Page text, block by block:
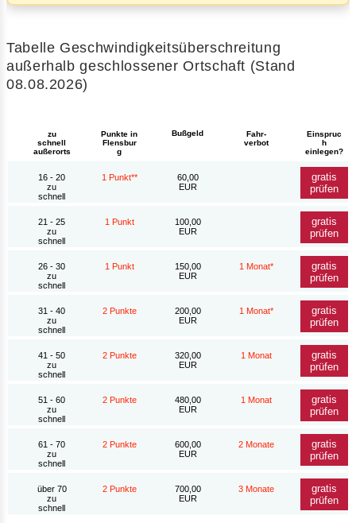
Tabelle Geschwindigkeitsüberschreitung
außerhalb geschlossener Ortschaft (Stand
08.08.2026)
zu
schnell
außerorts
Punkte in
Flensbur
g
Bußgeld
Fahr-
verbot
Einspruc
h
einlegen?
16 - 20
zu
schnell
1 Punkt**
60,00
EUR
gratis
prüfen
21 - 25
zu
schnell
1 Punkt
100,00
EUR
gratis
prüfen
26 - 30
zu
schnell
1 Punkt
150,00
EUR
1 Monat*
gratis
prüfen
31 - 40
zu
schnell
2 Punkte
200,00
EUR
1 Monat*
gratis
prüfen
41 - 50
zu
schnell
2 Punkte
320,00
EUR
1 Monat
gratis
prüfen
51 - 60
zu
schnell
2 Punkte
480,00
EUR
1 Monat
gratis
prüfen
61 - 70
zu
schnell
2 Punkte
600,00
EUR
2 Monate
gratis
prüfen
über 70
zu
schnell
2 Punkte
700,00
EUR
3 Monate
gratis
prüfen